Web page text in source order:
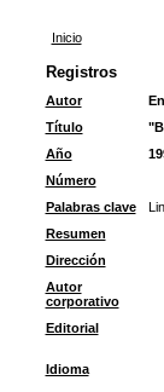
Inicio
Registros
Autor
Título
Año
Número
Palabras clave
Resumen
Dirección
Autor
corporativo
Editorial
Idioma